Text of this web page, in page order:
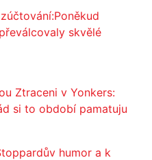
skvělé
Ztraceni v Yonkers:
si to období pamatuju
humor a k